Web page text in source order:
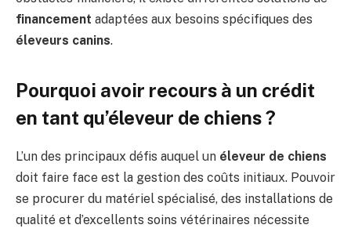
financement adaptées aux besoins spécifiques des
éleveurs canins.
Pourquoi avoir recours à un crédit
en tant qu’éleveur de chiens ?
L’un des principaux défis auquel un éleveur de chiens
doit faire face est la gestion des coûts initiaux. Pouvoir
se procurer du matériel spécialisé, des installations de
qualité et d’excellents soins vétérinaires nécessite